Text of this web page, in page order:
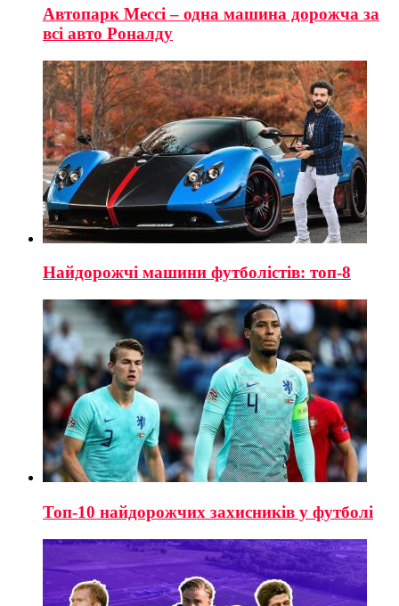
Автопарк Мессі – одна машина дорожча за
всі авто Роналду
Найдорожчі машини футболістів: топ-8
Топ-10 найдорожчих захисників у футболі